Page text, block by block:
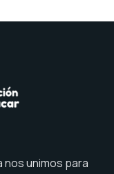
nos unimos para